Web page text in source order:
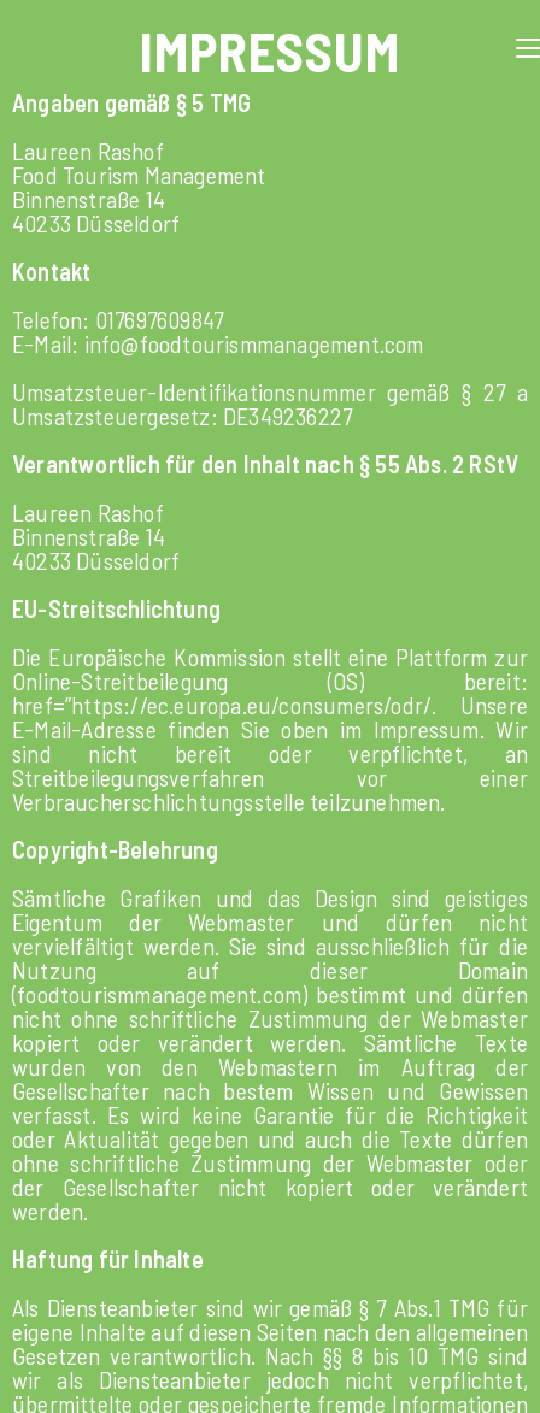
IMPRESSUM
Angaben gemäß § 5 TMG
Laureen Rashof
Food Tourism Management
Binnenstraße 14
40233 Düsseldorf
Kontakt
Telefon: 017697609847
E-Mail: info@foodtourismmanagement.com
Umsatzsteuer-Identifikationsnummer gemäß § 27 a
Umsatzsteuergesetz: DE349236227
Verantwortlich für den Inhalt nach § 55 Abs. 2 RStV
Laureen Rashof
Binnenstraße 14
40233 Düsseldorf
EU-Streitschlichtung
Die Europäische Kommission stellt eine Plattform zur
Online-Streitbeilegung (OS) bereit:
href=”https://ec.europa.eu/consumers/odr/. Unsere
E-Mail-Adresse finden Sie oben im Impressum. Wir
sind nicht bereit oder verpflichtet, an
Streitbeilegungsverfahren vor einer
Verbraucherschlichtungsstelle teilzunehmen.
Copyright-Belehrung
Sämtliche Grafiken und das Design sind geistiges
Eigentum der Webmaster und dürfen nicht
vervielfältigt werden. Sie sind ausschließlich für die
Nutzung auf dieser Domain
(foodtourismmanagement.com) bestimmt und dürfen
nicht ohne schriftliche Zustimmung der Webmaster
kopiert oder verändert werden. Sämtliche Texte
wurden von den Webmastern im Auftrag der
Gesellschafter nach bestem Wissen und Gewissen
verfasst. Es wird keine Garantie für die Richtigkeit
oder Aktualität gegeben und auch die Texte dürfen
ohne schriftliche Zustimmung der Webmaster oder
der Gesellschafter nicht kopiert oder verändert
werden.
Haftung für Inhalte
Als Diensteanbieter sind wir gemäß § 7 Abs.1 TMG für
eigene Inhalte auf diesen Seiten nach den allgemeinen
Gesetzen verantwortlich. Nach §§ 8 bis 10 TMG sind
wir als Diensteanbieter jedoch nicht verpflichtet,
übermittelte oder gespeicherte fremde Informationen